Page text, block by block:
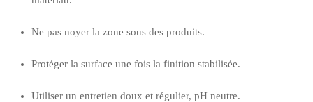
Ne pas noyer la zone sous des produits.
Protéger la surface une fois la finition stabilisée.
Utiliser un entretien doux et régulier, pH neutre.